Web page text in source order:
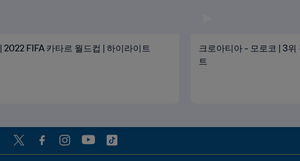
FIFA 카타르 월드컵 | 하이라이트
크로아티아 - 모로코 | 3위
트